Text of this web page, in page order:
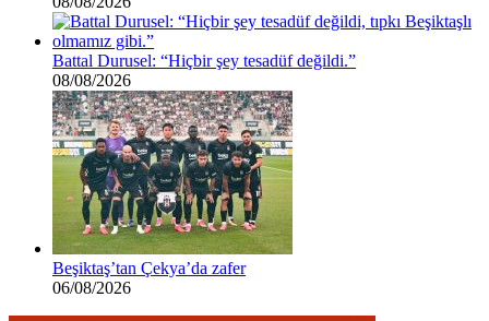
Battal Durusel: “Hiçbir şey tesadüf değildi.”
08/08/2026
Beşiktaş’tan Çekya’da zafer
06/08/2026